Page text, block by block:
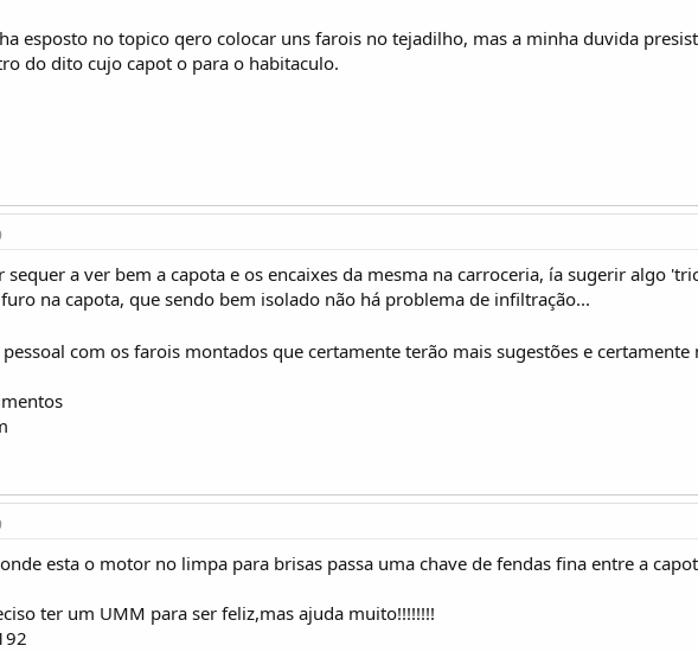
esposto no topico qero colocar uns farois no tejadilho, mas a minha duvida
do dito cujo capot o para o habitaculo.
sequer a ver bem a capota e os encaixes da mesma na carroceria, ía sugerir algo
na capota, que sendo bem isolado não há problema de infiltração...
com os farois montados que certamente terão mais sugestões e certamente
esta o motor no limpa para brisas passa uma chave de fendas fina entre a
ter um UMM para ser feliz,mas ajuda muito!!!!!!!!